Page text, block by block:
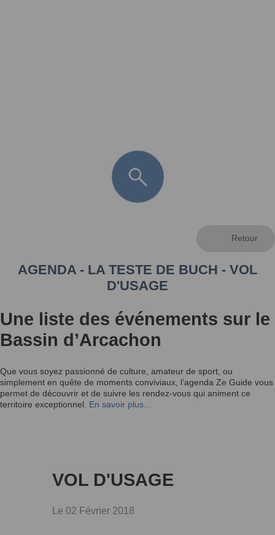
AGENDA - LA TESTE DE BUCH - VOL
D'USAGE
Une liste des événements sur le
Bassin d’Arcachon
Que vous soyez passionné de culture, amateur de sport, ou
simplement en quête de moments conviviaux, l’agenda Ze Guide vous
permet de découvrir et de suivre les rendez-vous qui animent ce
territoire exceptionnel. En savoir plus...
VOL D'USAGE
Le 02 Février 2018